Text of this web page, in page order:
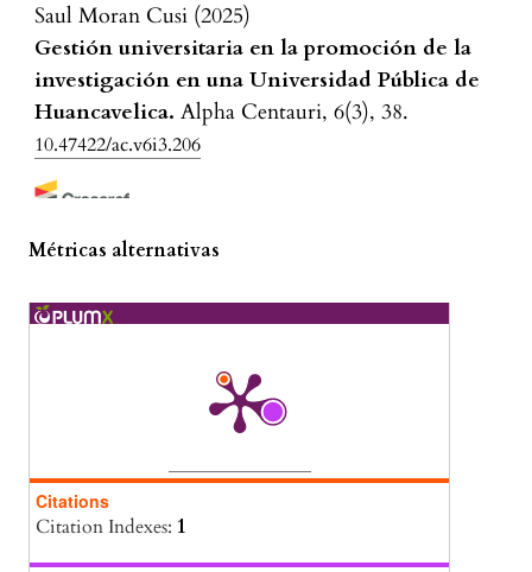
Saul Moran Cusi (2025)
Gestión universitaria en la promoción de la
investigación en una Universidad Pública de
Huancavelica. Alpha Centauri, 6(3), 38.
10.47422/ac.v6i3.206
Omar Bullón Solís, Fiorella Rocío Valero
Elementos claves para fomentar la
investigación en las universidades en el
bicentenario del Perú.
10.37073/puriq.3.3.207
Métricas alternativas
Citations
Citation Indexes: 1